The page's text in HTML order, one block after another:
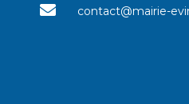
 contact@mairie-